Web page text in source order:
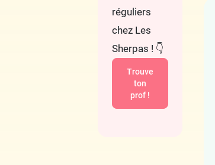
réguliers
chez Les
Sherpas ! 👇
Trouve
ton
prof !